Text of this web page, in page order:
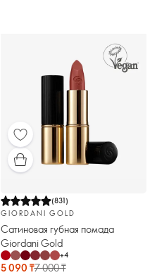
(831)
GIORDANI GOLD
Сатиновая губная помада
Giordani Gold
+4
5 090 ₸7 000 ₸